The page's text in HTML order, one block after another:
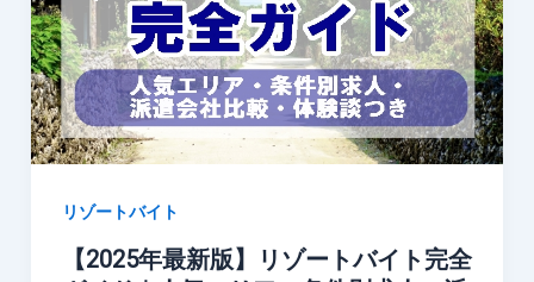
リゾートバイト
【2025年最新版】リゾートバイト完全